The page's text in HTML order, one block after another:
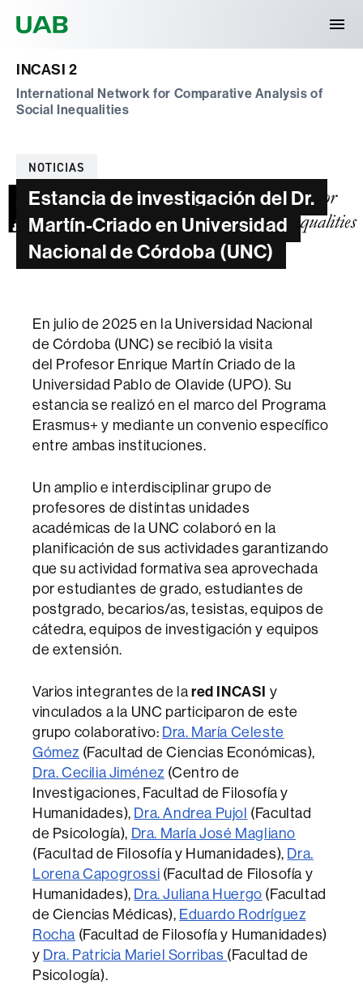
INCASI 2
International Network for Comparative Analysis of
Social Inequalities
Categorías
NOTICIAS
Estancia de investigación del Dr.
Martín-Criado en Universidad
Nacional de Córdoba (UNC)
En julio de 2025 en la Universidad Nacional
de Córdoba (UNC) se recibió la visita
del Profesor Enrique Martín Criado de la
Universidad Pablo de Olavide (UPO). Su
estancia se realizó en el marco del Programa
Erasmus+ y mediante un convenio específico
entre ambas instituciones.
Un amplio e interdisciplinar grupo de
profesores de distintas unidades
académicas de la UNC colaboró en la
planificación de sus actividades garantizando
que su actividad formativa sea aprovechada
por estudiantes de grado, estudiantes de
postgrado, becarios/as, tesistas, equipos de
cátedra, equipos de investigación y equipos
de extensión.
Varios integrantes de lared INCASI y
vinculados a la UNC participaron de este
grupo colaborativo: Dra. María Celeste
Gómez (Facultad de Ciencias Económicas),
Dra. Cecilia Jiménez (Centro de
Investigaciones, Facultad de Filosofía y
Humanidades), Dra. Andrea Pujol (Facultad
de Psicología), Dra. María José Magliano
(Facultad de Filosofía y Humanidades), Dra.
Lorena Capogrossi (Facultad de Filosofía y
Humanidades), Dra. Juliana Huergo (Facultad
de Ciencias Médicas), Eduardo Rodríguez
Rocha (Facultad de Filosofía y Humanidades)
y Dra. Patricia Mariel Sorribas (Facultad de
Psicología).